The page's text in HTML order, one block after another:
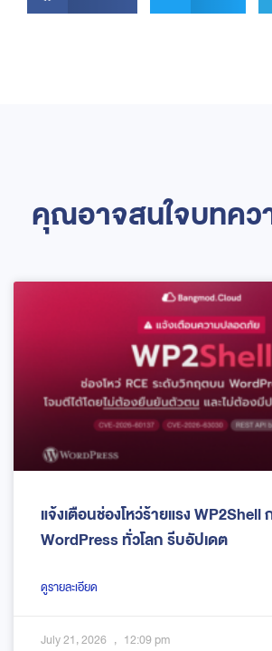
คุณอาจสนใจบทคว
แจ้งเตือนช่องโหว่ร้ายแรง WP2Shell
WordPress ทั่วโลก รีบอัปเดต
ดูรายละเอียด
July 21, 2026 12:09 pm